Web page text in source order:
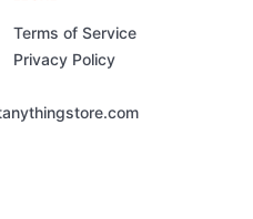
Terms of Service
Privacy Policy